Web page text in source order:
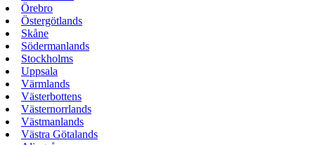
Örebro
Östergötlands
Skåne
Södermanlands
Stockholms
Uppsala
Värmlands
Västerbottens
Västernorrlands
Västmanlands
Västra Götalands